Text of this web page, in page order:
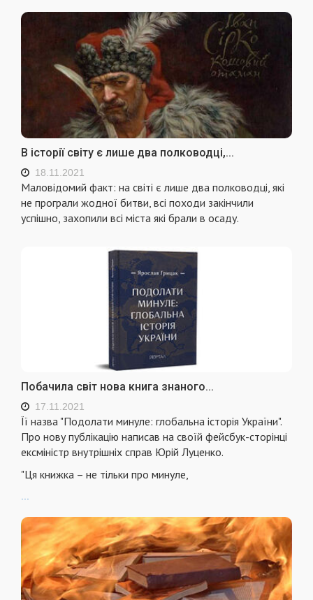
В історії світу є лише два полководці,...
18.11.2021
Маловідомий факт: на світі є лише два полководці, які
не програли жодної битви, всі походи закінчили
успішно, захопили всі міста які брали в осаду.
Побачила світ нова книга знаного...
17.11.2021
Її назва "Подолати минуле: глобальна історія України".
Про нову публікацію написав на своїй фейсбук-сторінці
ексміністр внутрішніх справ Юрій Луценко.
"Ця книжка – не тільки про минуле,